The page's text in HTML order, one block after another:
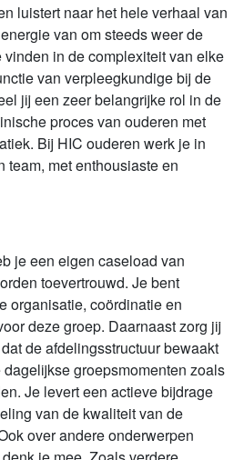
luistert naar het hele verhaal van
van om steeds weer de
in de complexiteit van elke
van verpleegkundige bij de
jij een zeer belangrijke rol in de
proces van ouderen met
Bij HIC ouderen werk je in
team, met enthousiaste en
je een eigen caseload van
toevertrouwd. Je bent
organisatie, coördinatie en
deze groep. Daarnaast zorg jij
de afdelingsstructuur bewaakt
groepsmomenten zoals
Je levert een actieve bijdrage
van de kwaliteit van de
over andere onderwerpen